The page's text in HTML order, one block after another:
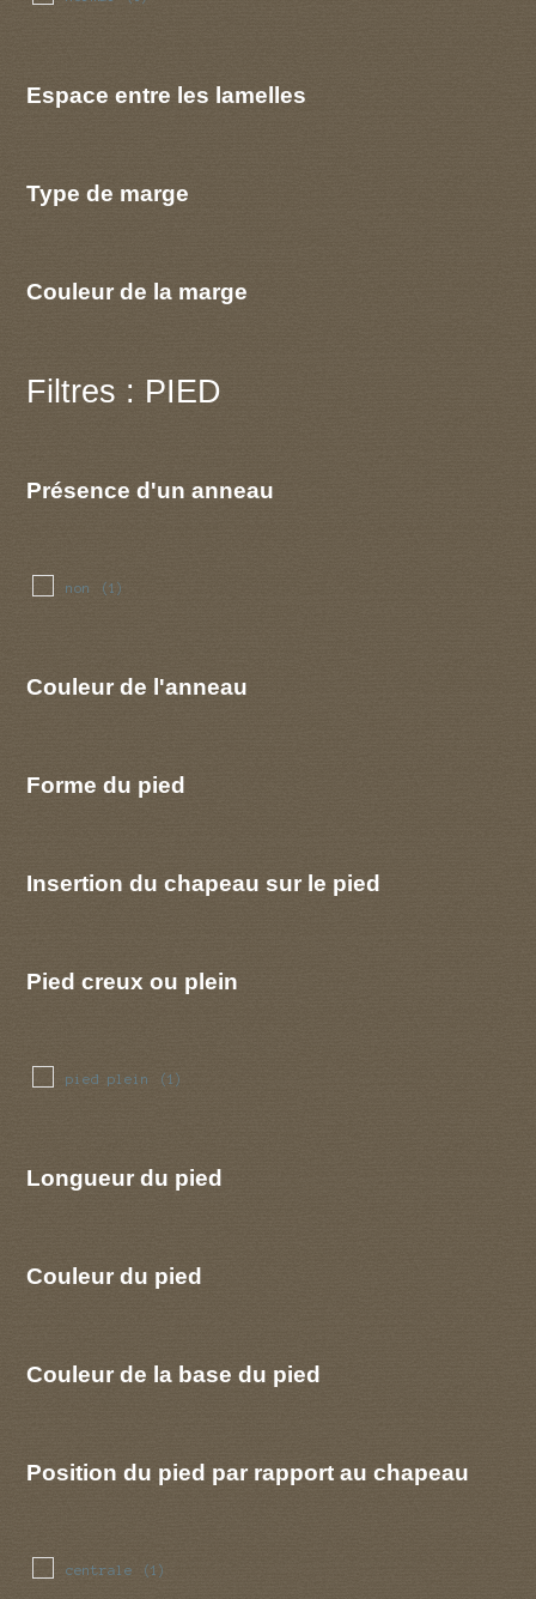
Espace entre les lamelles
Type de marge
Couleur de la marge
Filtres : PIED
Présence d'un anneau
non (1)
Couleur de l'anneau
Forme du pied
Insertion du chapeau sur le pied
Pied creux ou plein
pied plein (1)
Longueur du pied
Couleur du pied
Couleur de la base du pied
Position du pied par rapport au chapeau
centrale (1)